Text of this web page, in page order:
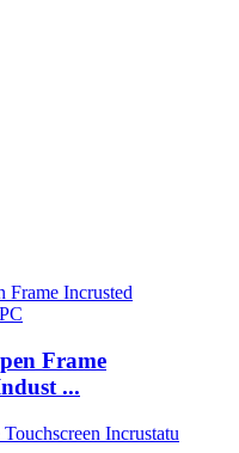
Frame
...